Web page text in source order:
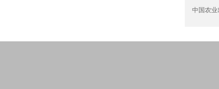
中国农业